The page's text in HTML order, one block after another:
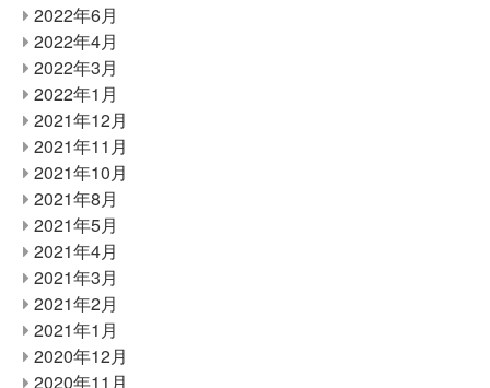
2022年6月
2022年4月
2022年3月
2022年1月
2021年12月
2021年11月
2021年10月
2021年8月
2021年5月
2021年4月
2021年3月
2021年2月
2021年1月
2020年12月
2020年11月